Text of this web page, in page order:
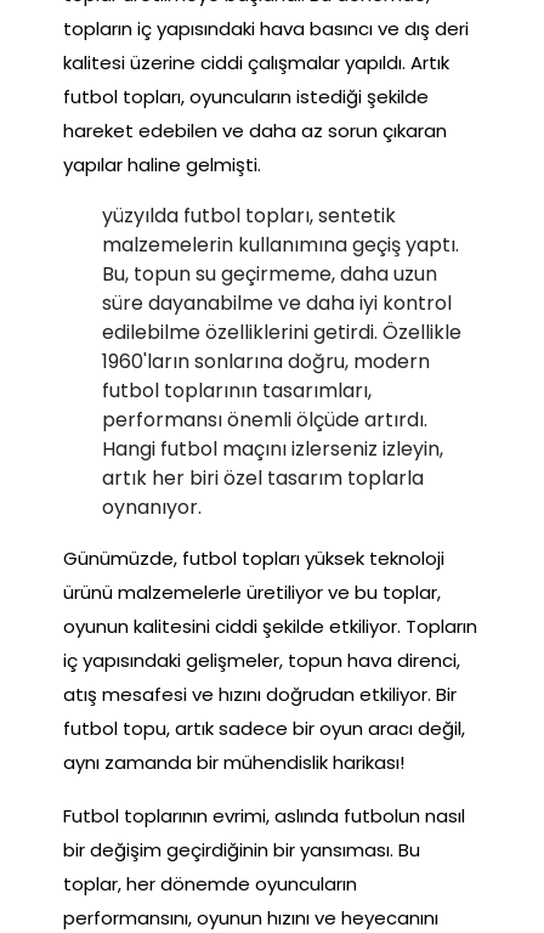
topların iç yapısındaki hava basıncı ve dış deri
kalitesi üzerine ciddi çalışmalar yapıldı. Artık
futbol topları, oyuncuların istediği şekilde
hareket edebilen ve daha az sorun çıkaran
yapılar haline gelmişti.
yüzyılda futbol topları, sentetik
malzemelerin kullanımına geçiş yaptı.
Bu, topun su geçirmeme, daha uzun
süre dayanabilme ve daha iyi kontrol
edilebilme özelliklerini getirdi. Özellikle
1960'ların sonlarına doğru, modern
futbol toplarının tasarımları,
performansı önemli ölçüde artırdı.
Hangi futbol maçını izlerseniz izleyin,
artık her biri özel tasarım toplarla
oynanıyor.
Günümüzde, futbol topları yüksek teknoloji
ürünü malzemelerle üretiliyor ve bu toplar,
oyunun kalitesini ciddi şekilde etkiliyor. Topların
iç yapısındaki gelişmeler, topun hava direnci,
atış mesafesi ve hızını doğrudan etkiliyor. Bir
futbol topu, artık sadece bir oyun aracı değil,
aynı zamanda bir mühendislik harikası!
Futbol toplarının evrimi, aslında futbolun nasıl
bir değişim geçirdiğinin bir yansıması. Bu
toplar, her dönemde oyuncuların
performansını, oyunun hızını ve heyecanını